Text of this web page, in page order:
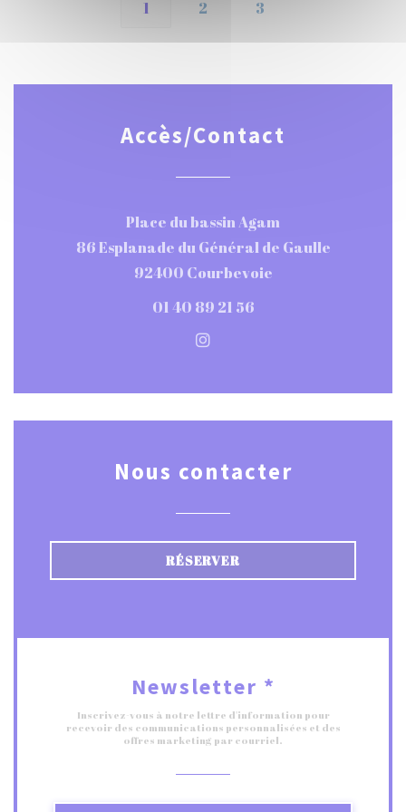
1 2 3
Accès/Contact
Place du bassin Agam
86 Esplanade du Général de Gaulle
92400 Courbevoie((ouvre une
01 40 89 21 56
Instagram ((ouvre une
Nous contacter
RÉSERVER
Newsletter *
Inscrivez-vous à notre lettre d'information pour
recevoir des communications personnalisées et des
offres marketing par courriel.